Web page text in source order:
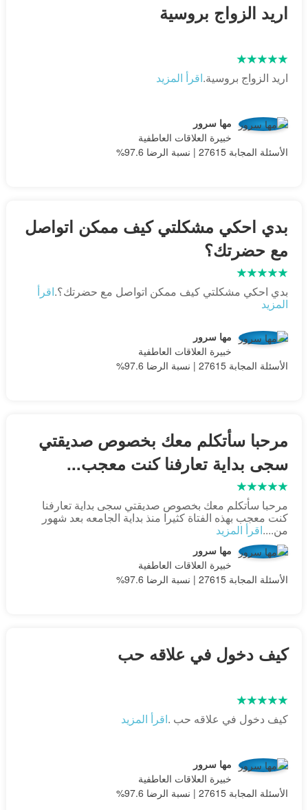
اريد الزواج بروسية
اريد الزواج بروسية.اقرأ المزيد
مها سرور
خبيرة العلاقات العاطفية
الأسئلة المجابة 27615 | نسبة الرضا 97.6%
بدي احكي مشكلتي كيف ممكن اتواصل
مع حضرتك؟
بدي احكي مشكلتي كيف ممكن اتواصل مع حضرتك؟.اقرأ
المزيد
مها سرور
خبيرة العلاقات العاطفية
الأسئلة المجابة 27615 | نسبة الرضا 97.6%
مرحبا سأتكلم معك بخصوص صديقتي
سجى بداية تعارفنا كنت معجب...
مرحبا سأتكلم معك بخصوص صديقتي سجى بداية تعارفنا
كنت معجب بهذه الفتاة كثيرا منذ بداية الجامعه بعد شهور
من....اقرأ المزيد
مها سرور
خبيرة العلاقات العاطفية
الأسئلة المجابة 27615 | نسبة الرضا 97.6%
كيف دخول في علاقه حب
كيف دخول في علاقه حب .اقرأ المزيد
مها سرور
خبيرة العلاقات العاطفية
الأسئلة المجابة 27615 | نسبة الرضا 97.6%